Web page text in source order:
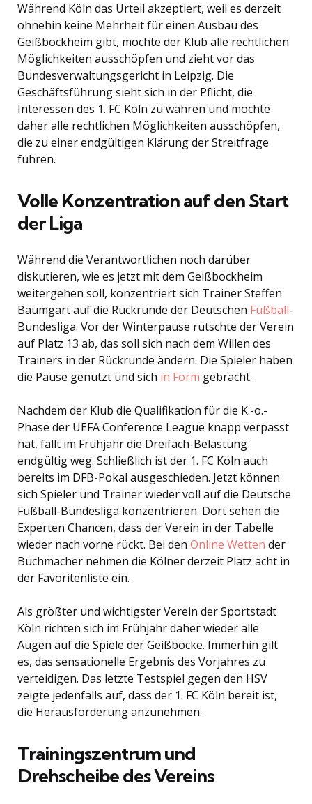
Während Köln das Urteil akzeptiert, weil es derzeit
ohnehin keine Mehrheit für einen Ausbau des
Geißbockheim gibt, möchte der Klub alle rechtlichen
Möglichkeiten ausschöpfen und zieht vor das
Bundesverwaltungsgericht in Leipzig. Die
Geschäftsführung sieht sich in der Pflicht, die
Interessen des 1. FC Köln zu wahren und möchte
daher alle rechtlichen Möglichkeiten ausschöpfen,
die zu einer endgültigen Klärung der Streitfrage
führen.
Volle Konzentration auf den Start
der Liga
Während die Verantwortlichen noch darüber
diskutieren, wie es jetzt mit dem Geißbockheim
weitergehen soll, konzentriert sich Trainer Steffen
Baumgart auf die Rückrunde der Deutschen Fußball-
Bundesliga. Vor der Winterpause rutschte der Verein
auf Platz 13 ab, das soll sich nach dem Willen des
Trainers in der Rückrunde ändern. Die Spieler haben
die Pause genutzt und sich in Form gebracht.
Nachdem der Klub die Qualifikation für die K.-o.-
Phase der UEFA Conference League knapp verpasst
hat, fällt im Frühjahr die Dreifach-Belastung
endgültig weg. Schließlich ist der 1. FC Köln auch
bereits im DFB-Pokal ausgeschieden. Jetzt können
sich Spieler und Trainer wieder voll auf die Deutsche
Fußball-Bundesliga konzentrieren. Dort sehen die
Experten Chancen, dass der Verein in der Tabelle
wieder nach vorne rückt. Bei den Online Wetten der
Buchmacher nehmen die Kölner derzeit Platz acht in
der Favoritenliste ein.
Als größter und wichtigster Verein der Sportstadt
Köln richten sich im Frühjahr daher wieder alle
Augen auf die Spiele der Geißböcke. Immerhin gilt
es, das sensationelle Ergebnis des Vorjahres zu
verteidigen. Das letzte Testspiel gegen den HSV
zeigte jedenfalls auf, dass der 1. FC Köln bereit ist,
die Herausforderung anzunehmen.
Trainingszentrum und
Drehscheibe des Vereins